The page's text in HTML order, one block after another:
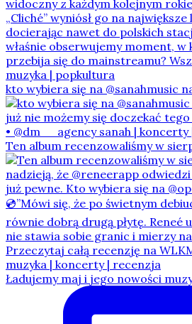
kto wybiera się na @sanahmusic
Ten album recenzowaliśmy w
Ładujemy maj i jego nowości